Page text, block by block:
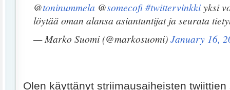
@toninummela @somecofi#twittervinkkiyksi
löytää oman alansa asiantuntijat ja seurata
— Marko Suomi (@markosuomi)January 16,
Olen käyttänyt striimausaiheisten